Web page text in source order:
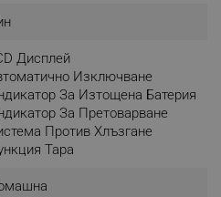
Дисплей
Изключване
За Изтощена Батерия
За Претоварване
Против Хлъзгане
Тара